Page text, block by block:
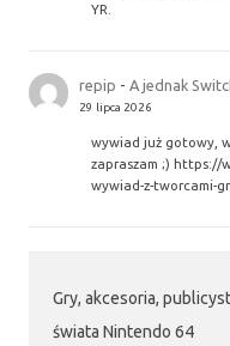
YR.
repip -A jednak
29 lipca 2026
wywiad już gotowy,
zapraszam ;) https://
wywiad-z-tworcami-
Gry, akcesoria,
świata Nintendo 64